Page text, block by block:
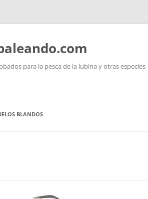
para la pesca de la lubina y otras especies
BLANDOS